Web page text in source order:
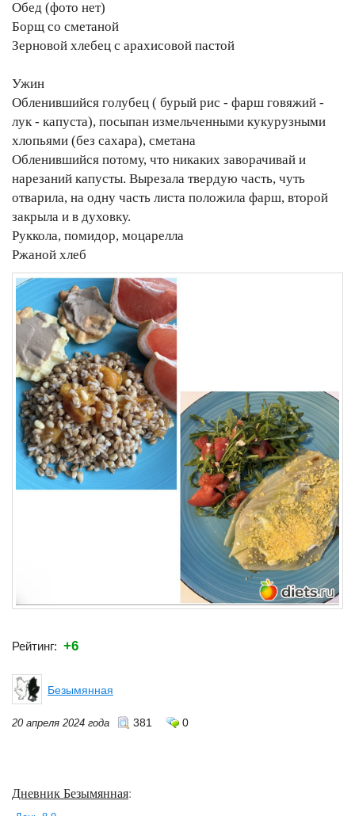
Обед (фото нет)
Борщ со сметаной
Зерновой хлебец с арахисовой пастой
Ужин
Обленившийся голубец ( бурый рис - фарш говяжий -
лук - капуста), посыпан измельченными кукурузными
хлопьями (без сахара), сметана
Обленившийся потому, что никаких заворачивай и
нарезаний капусты. Вырезала твердую часть, чуть
отварила, на одну часть листа положила фарш, второй
закрыла и в духовку.
Руккола, помидор, моцарелла
Ржаной хлеб
Рейтинг: +6
Безымянная
20 апреля 2024 года 381 0
Дневник Безымянная: